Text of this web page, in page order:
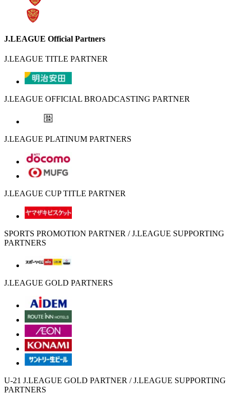
J.LEAGUE Official Partners
J.LEAGUE TITLE PARTNER
J.LEAGUE OFFICIAL BROADCASTING PARTNER
J.LEAGUE PLATINUM PARTNERS
J.LEAGUE CUP TITLE PARTNER
SPORTS PROMOTION PARTNER / J.LEAGUE SUPPORTING
PARTNERS
J.LEAGUE GOLD PARTNERS
U-21 J.LEAGUE GOLD PARTNER / J.LEAGUE SUPPORTING
PARTNERS